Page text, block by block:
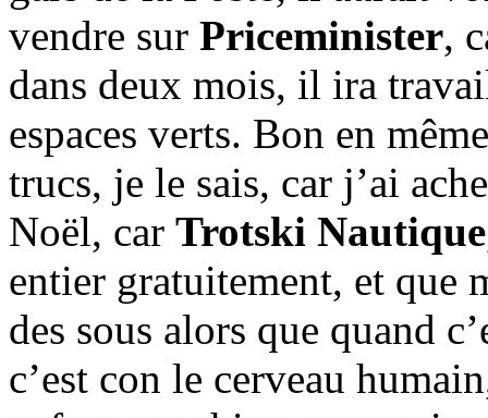
vendre sur Priceminister,
dans deux mois, il ira
espaces verts. Bon en
trucs, je le sais, car j’ai
Noël, car Trotski Nautique
entier gratuitement, et que
des sous alors que quand
c’est con le cerveau